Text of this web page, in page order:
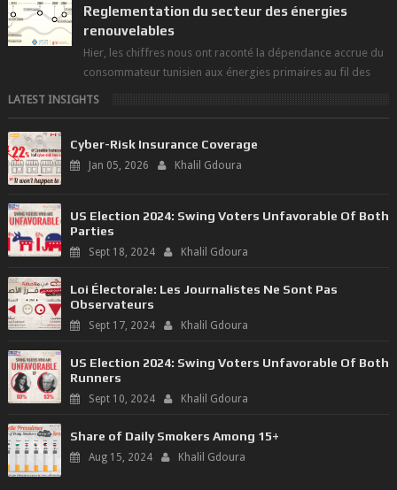
Reglementation du secteur des énergies
renouvelables
Hier, les chiffres nous ont raconté la dépendance accrue du
consommateur tunisien aux énergies primaires au fil des
dernières décennies ( ...
LATEST INSIGHTS
Cyber-Risk Insurance Coverage
Jan 05, 2026 Khalil Gdoura
US Election 2024: Swing Voters Unfavorable Of Both
Parties
Sept 18, 2024 Khalil Gdoura
Loi Électorale: Les Journalistes Ne Sont Pas
Observateurs
Sept 17, 2024 Khalil Gdoura
US Election 2024: Swing Voters Unfavorable Of Both
Runners
Sept 10, 2024 Khalil Gdoura
Share of Daily Smokers Among 15+
Aug 15, 2024 Khalil Gdoura